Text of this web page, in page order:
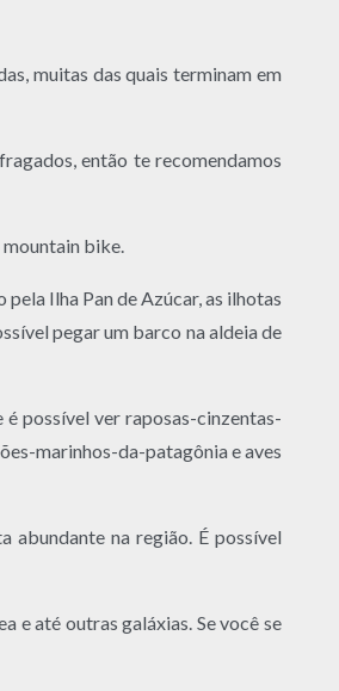
muitas das quais terminam em
então te recomendamos
bike.
Ilha Pan de Azúcar, as ilhotas
pegar um barco na aldeia de
possível ver raposas-cinzentas-
marinhos-da-patagônia e aves
abundante na região. É possível
e até outras galáxias. Se você se